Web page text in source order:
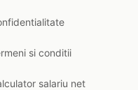
si conditii
salariu net